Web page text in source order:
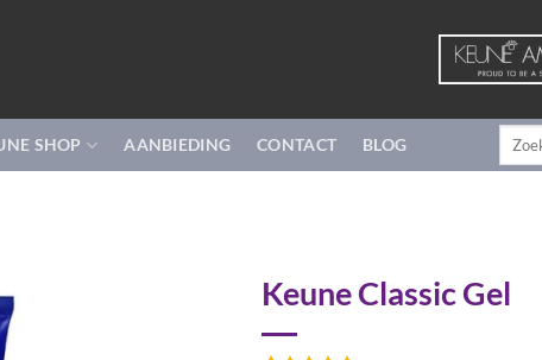
SHOP AANBIEDING CONTACT BLOG
Zoeken
Keune Classic Gel